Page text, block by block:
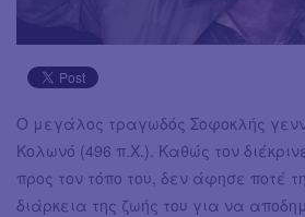
Ο μεγάλος τραγωδός Σοφοκλής
Κολωνό (496 π.Χ.). Καθώς τον
προς τον τόπο του, δεν άφησε ποτέ
διάρκεια της ζωής του για να